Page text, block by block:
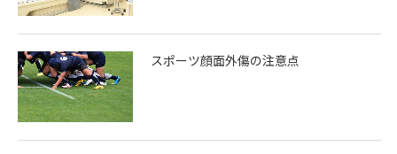
スポーツ顔面外傷の注意点